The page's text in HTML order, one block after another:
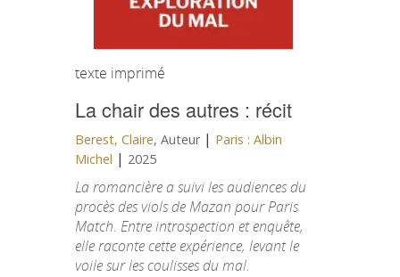
texte imprimé
La chair des autres : récit
Berest, Claire, Auteur | Paris : Albin
Michel | 2025
La romancière a suivi les audiences du
procès des viols de Mazan pour Paris
Match. Entre introspection et enquête,
elle raconte cette expérience, levant le
voile sur les coulisses du mal.